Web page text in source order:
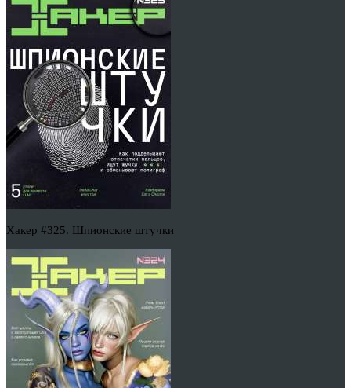
Хакер #325. Шпионские штучки